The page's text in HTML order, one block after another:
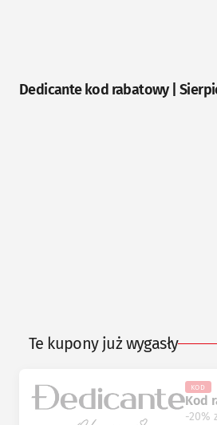
Dedicante kod rabatowy |
Te kupony już wygasły
KOD
Kod
-20%